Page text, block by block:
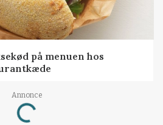
på menuen hos
Annonce
Loading...